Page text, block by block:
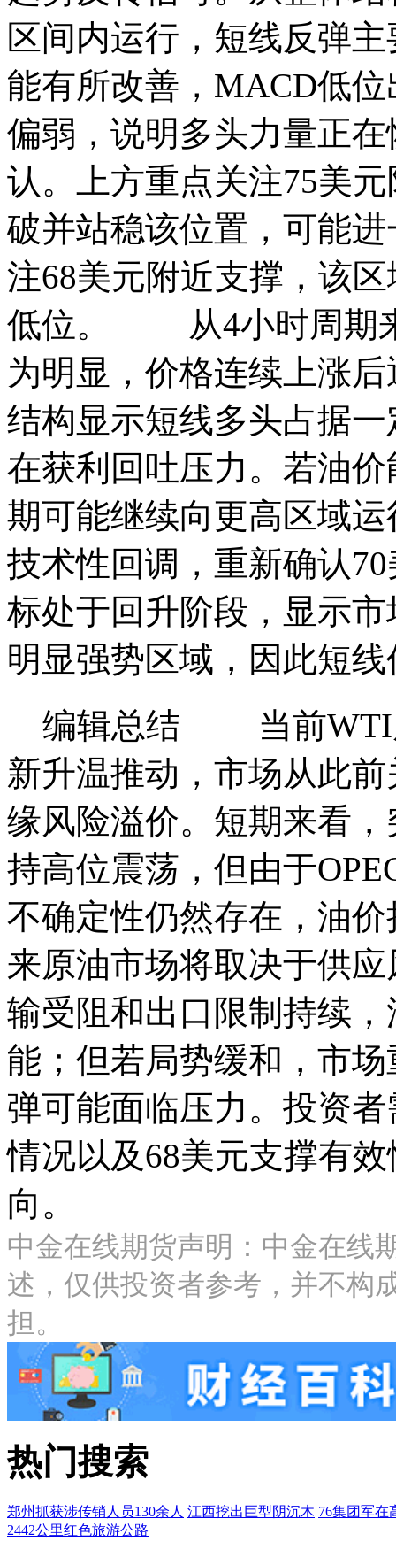
区间内运行，短线反弹
能有所改善，MACD低
偏弱，说明多头力量正
认。上方重点关注75美
破并站稳该位置，可能
注68美元附近支撑，该
低位。 从4小时周期来
为明显，价格连续上涨
结构显示短线多头占据
在获利回吐压力。若油
期可能继续向更高区域
技术性回调，重新确认
标处于回升阶段，显示
明显强势区域，因此短
编辑总结 当前WTI原
新升温推动，市场从此
缘风险溢价。短期来看
持高位震荡，但由于
不确定性仍然存在，
来原油市场将取决于供
输受阻和出口限制持续
能；但若局势缓和，市
弹可能面临压力。投资
情况以及68美元支撑有
向。
中金在线期货声明：中金在线
述，仅供投资者参考，并不构
担。
热门搜索
郑州抓获涉传销人员130余人 江西挖出巨型阴沉木 76集团军在
2442公里红色旅游公路